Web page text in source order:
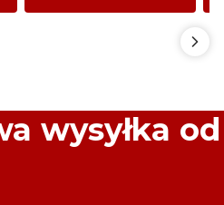
wysyłka